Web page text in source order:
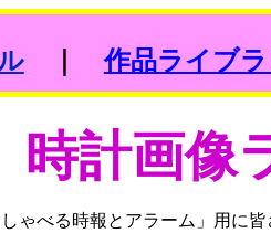
作品ライブラ
時計画像
しゃべる時報とアラーム」用に